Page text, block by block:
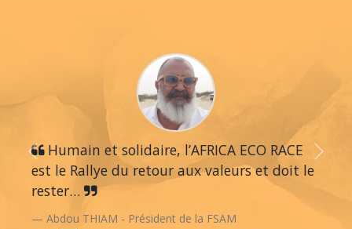
Humain et solidaire, l’AFRICA ECO RACE
est le Rallye du retour aux valeurs et doit le
rester…
Abdou THIAM - Président de la FSAM
Previous Next